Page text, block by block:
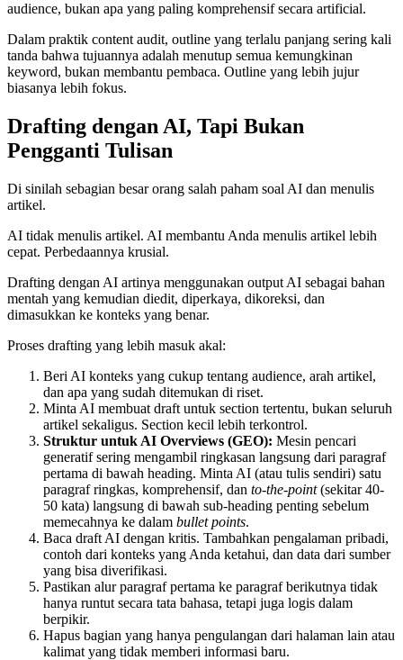
audience, bukan apa yang paling komprehensif secara artificial.
Dalam praktik content audit, outline yang terlalu panjang sering kali
tanda bahwa tujuannya adalah menutup semua kemungkinan
keyword, bukan membantu pembaca. Outline yang lebih jujur
biasanya lebih fokus.
Drafting dengan AI, Tapi Bukan
Pengganti Tulisan
Di sinilah sebagian besar orang salah paham soal AI dan menulis
artikel.
AI tidak menulis artikel. AI membantu Anda menulis artikel lebih
cepat. Perbedaannya krusial.
Drafting dengan AI artinya menggunakan output AI sebagai bahan
mentah yang kemudian diedit, diperkaya, dikoreksi, dan
dimasukkan ke konteks yang benar.
Proses drafting yang lebih masuk akal:
Beri AI konteks yang cukup tentang audience, arah artikel,
dan apa yang sudah ditemukan di riset.
Minta AI membuat draft untuk section tertentu, bukan seluruh
artikel sekaligus. Section kecil lebih terkontrol.
Struktur untuk AI Overviews (GEO): Mesin pencari
generatif sering mengambil ringkasan langsung dari paragraf
pertama di bawah heading. Minta AI (atau tulis sendiri) satu
paragraf ringkas, komprehensif, dan to-the-point(sekitar 40-
50 kata) langsung di bawah sub-heading penting sebelum
memecahnya ke dalam bullet points.
Baca draft AI dengan kritis. Tambahkan pengalaman pribadi,
contoh dari konteks yang Anda ketahui, dan data dari sumber
yang bisa diverifikasi.
Pastikan alur paragraf pertama ke paragraf berikutnya tidak
hanya runtut secara tata bahasa, tetapi juga logis dalam
berpikir.
Hapus bagian yang hanya pengulangan dari halaman lain atau
kalimat yang tidak memberi informasi baru.